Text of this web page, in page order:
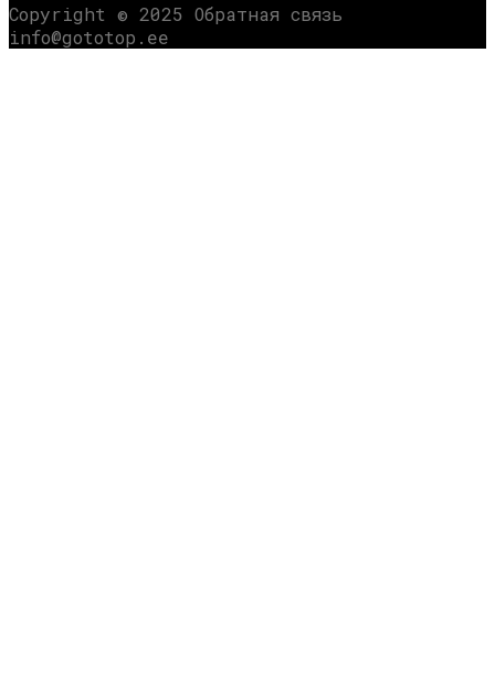
Copyright © 2025 Обратная связь
info@gototop.ee